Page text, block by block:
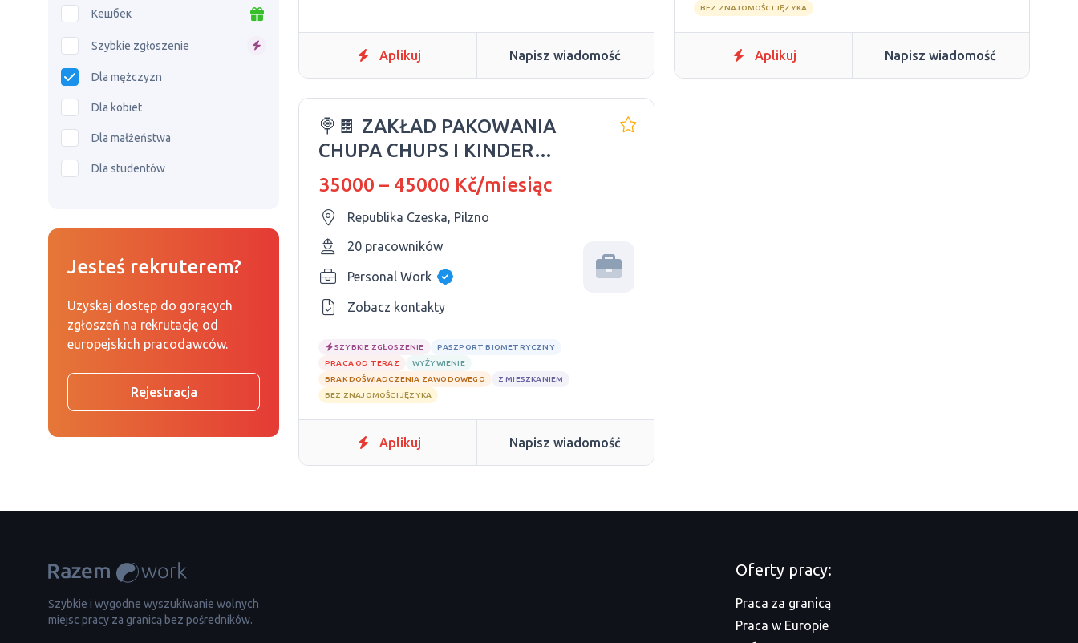
Кешбек
Szybkie zgłoszenie
Dla mężczyzn
Dla kobiet
Dla małżeństwa
Dla studentów
Jesteś rekruterem?
Uzyskaj dostęp do gorących
zgłoszeń na rekrutację od
europejskich pracodawców.
Rejestracja
Aplikuj Napisz wiadomość
BEZ ZNAJOMOŚCI JĘZYKA
Aplikuj Napisz wiadomość
🍭🍫 ZAKŁAD PAKOWANIA
CHUPA CHUPS I KINDER
BUENO W REPUBLICE
CZESKIEJ
35000 – 45000 Kč/miesiąc
Republika Czeska, Pilzno
20 pracowników
Personal Work
Zobacz kontakty
SZYBKIE ZGŁOSZENIE
PASZPORT BIOMETRYCZNY
PRACA OD TERAZ
WYŻYWIENIE
BRAK DOŚWIADCZENIA ZAWODOWEGO
Z MIESZKANIEM
BEZ ZNAJOMOŚCI JĘZYKA
Aplikuj Napisz wiadomość
Szybkie i wygodne wyszukiwanie wolnych
miejsc pracy za granicą bez pośredników.
Oferty pracy:
Praca za granicą
Praca w Europie